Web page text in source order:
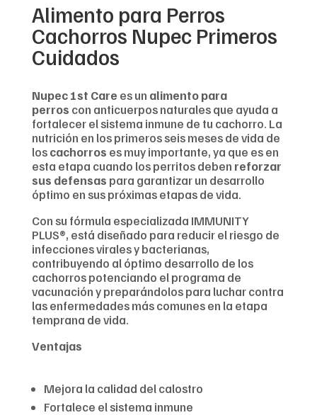
Alimento para Perros
Cachorros Nupec Primeros
Cuidados
Nupec 1st Care es un alimento para
perros con anticuerpos naturales que ayuda a
fortalecer el sistema inmune de tu cachorro. La
nutrición en los primeros seis meses de vida de
loscachorros es muy importante, ya que es en
esta etapa cuando los perritos deben reforzar
sus defensas para garantizar un desarrollo
óptimo en sus próximas etapas de vida.
Con su fórmula especializada IMMUNITY
PLUS®, está diseñado para reducir el riesgo de
infecciones virales y bacterianas,
contribuyendo al óptimo desarrollo de los
cachorros potenciando el programa de
vacunación y preparándolos para luchar contra
las enfermedades más comunes en la etapa
temprana de vida.
Ventajas
Mejora la calidad del calostro
Fortalece el sistema inmune